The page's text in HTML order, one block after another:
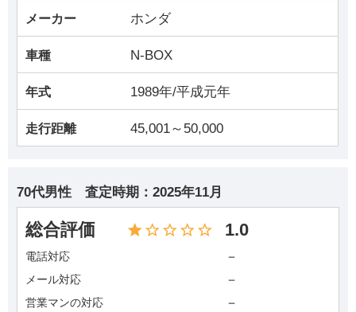
メーカー ホンダ
車種 N-BOX
年式 1989年/平成元年
走行距離 45,001～50,000
70代男性 査定時期： 2025年11月
総合評価 1.0
電話対応 －
メール対応 －
営業マンの対応 －